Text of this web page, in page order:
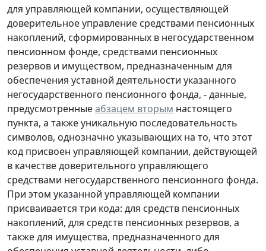
для управляющей компании, осуществляющей
доверительное управление средствами пенсионных
накоплений, сформированных в негосударственном
пенсионном фонде, средствами пенсионных
резервов и имуществом, предназначенным для
обеспечения уставной деятельности указанного
негосударственного пенсионного фонда, - данные,
предусмотренныеабзацем вторым настоящего
пункта, а также уникальную последовательность
символов, однозначно указывающих на то, что этот
код присвоен управляющей компании, действующей
в качестве доверительного управляющего
средствами негосударственного пенсионного фонда.
При этом указанной управляющей компании
присваивается три кода: для средств пенсионных
накоплений, для средств пенсионных резервов, а
также для имущества, предназначенного для